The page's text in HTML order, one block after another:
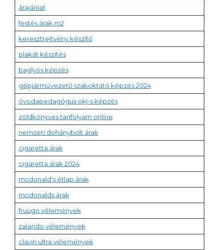
árajánlat
festés árak m2
keresztrejtvény készítő
plakát készítés
baglyos képzés
gépjárművezető szakoktató képzés 2024
óvodapedagógus okj-s képzés
zöldkönyves tanfolyam online
nemzeti dohánybolt árak
cigaretta árak
cigaretta árak 2024
mcdonald's étlap árak
mcdonalds árak
fruugo vélemények
zalando vélemények
clavin ultra vélemények